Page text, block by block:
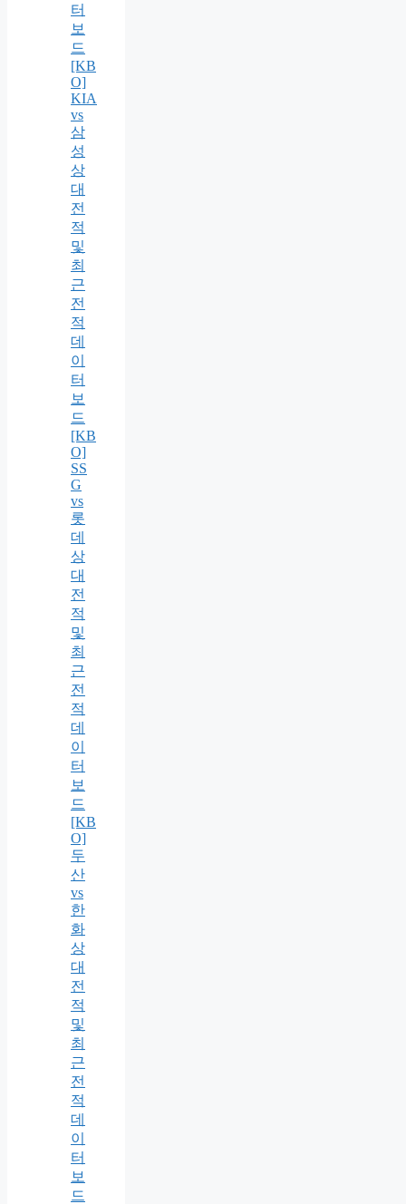
터
보
드
[KB
O]
KIA
vs
삼
성
상
대
전
적
및
최
근
전
적
데
이
터
보
드
[KB
O]
SS
G
vs
롯
데
상
대
전
적
및
최
근
전
적
데
이
터
보
드
[KB
O]
두
산
vs
한
화
상
대
전
적
및
최
근
전
적
데
이
터
보
드